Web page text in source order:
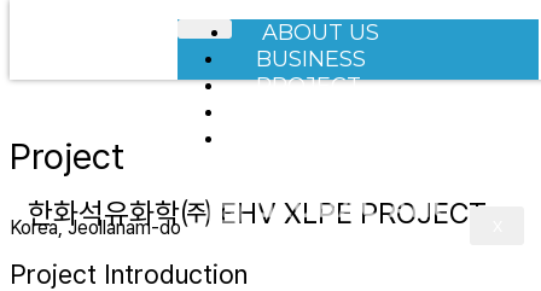
ABOUT US
BUSINESS
PROJECT
Project
한화석유화학㈜ EHV XLPE PROJECT
Korea, Jeollanam-do
Project Introduction